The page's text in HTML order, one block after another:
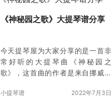
《神秘园之歌》大提琴谱分享
今天提琴屋为大家分享的是一首非
常好听的大提琴曲《神秘园之
歌》，这首曲的作者是来自挪威和
中第一首乐曲，也是《神秘园》乐
小提琴谱 2022年7月3日